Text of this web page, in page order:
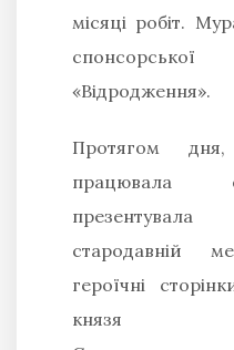
місяці робіт.
«Відродження».
Протягом
працювала
презентувала
стародавній
героїчні
князя